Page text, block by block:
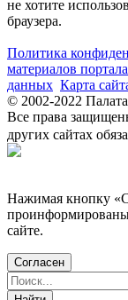
не хотите
браузера.
Политика
материалов портала
данных Карта
© 2002-2022
Все права
других сайтах
Нажимая кнопку
сайте.
Согласен